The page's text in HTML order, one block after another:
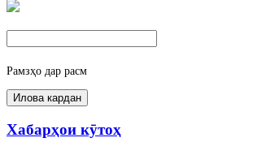
Рамзҳо дар расм
Хабарҳои кӯтоҳ